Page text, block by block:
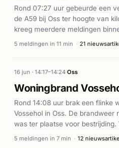
Rond 07:27 uur gebeurde een
de A59 bij Oss ter hoogte van
kreeg meerdere meldingen
rechterbaan en linkerbaan van
buurt en raakte lichtgewond. De
betrokkenen zijn niet volledig
informatie.
5 meldingen in 11 min · 21
16 jun · 14:17–14:24·Oss
Woningbrand
Rond 14:08 uur brak een flinke
Vossehol in Oss. De brandweer
was ter plaatse voor bestrijding.
nieuwsbronnen ontstond er
5 meldingen in 7 min · 12